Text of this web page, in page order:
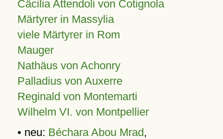
Cäcilia Attendoli von Cotignola
Märtyrer in Massylia
viele Märtyrer in Rom
Mauger
Nathäus von Achonry
Palladius von Auxerre
Reginald von Montemarti
Wilhelm VI. von Montpellier
• neu: Béchara Abou Mrad,